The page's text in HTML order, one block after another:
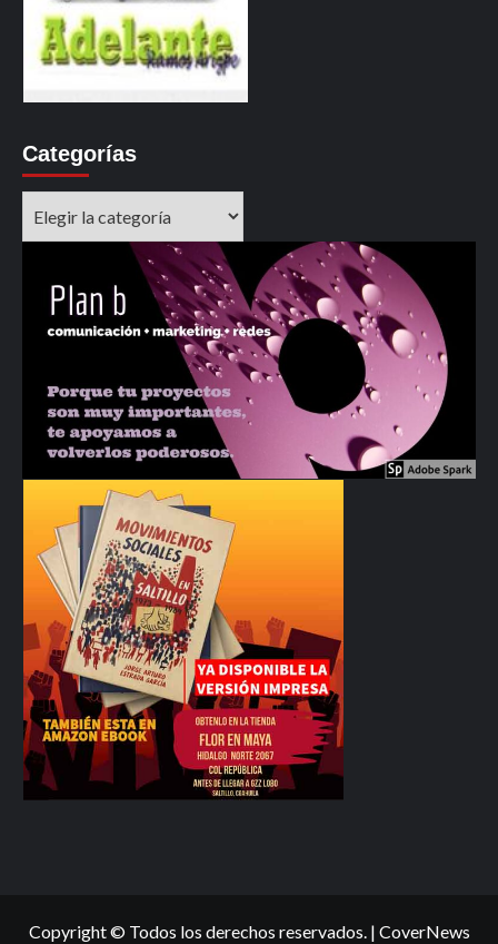
Categorías
Copyright © Todos los derechos reservados. | CoverNews